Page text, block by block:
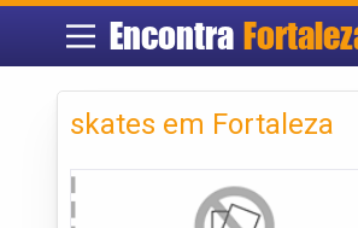
Encontra
skates em Fortaleza